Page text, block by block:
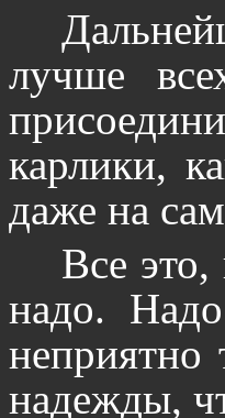
лучше
карлики,
даже на
Все это,
надо.
неприятно
надежды,